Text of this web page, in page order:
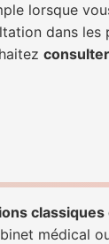
lorsque
dans les
classiques
médical